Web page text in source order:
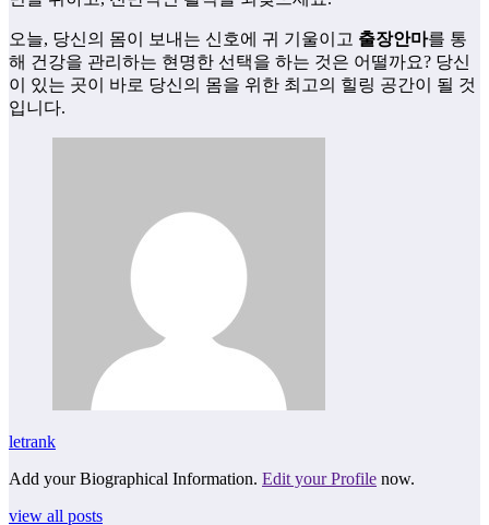
오늘, 당신의 몸이 보내는 신호에 귀 기울이고 출장안마를 통
해 건강을 관리하는 현명한 선택을 하는 것은 어떨까요? 당신
이 있는 곳이 바로 당신의 몸을 위한 최고의 힐링 공간이 될 것
입니다.
letrank
Add your Biographical Information. Edit your Profile now.
view all posts